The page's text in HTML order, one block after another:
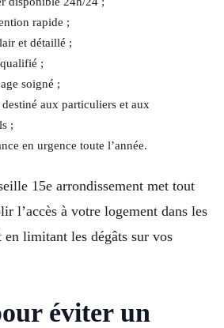
rapide ;
et détaillé ;
;
soigné ;
aux particuliers et aux
;
en urgence toute l’année.
15e arrondissement met tout
l’accès à votre logement dans les
limitant les dégâts sur vos
éviter un